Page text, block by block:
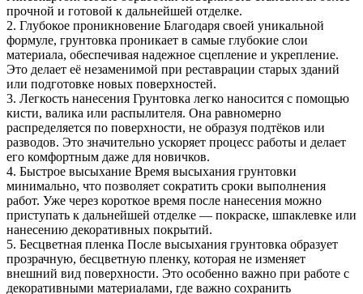
прочной и готовой к дальнейшей отделке.
2. Глубокое проникновение Благодаря своей уникальной
формуле, грунтовка проникает в самые глубокие слои
материала, обеспечивая надежное сцепление и укрепление.
Это делает её незаменимой при реставрации старых зданий
или подготовке новых поверхностей.
3. Легкость нанесения Грунтовка легко наносится с помощью
кисти, валика или распылителя. Она равномерно
распределяется по поверхности, не образуя подтёков или
разводов. Это значительно ускоряет процесс работы и делает
его комфортным даже для новичков.
4. Быстрое высыхание Время высыхания грунтовки
минимально, что позволяет сократить сроки выполнения
работ. Уже через короткое время после нанесения можно
приступать к дальнейшей отделке — покраске, шпаклевке или
нанесению декоративных покрытий.
5. Бесцветная пленка После высыхания грунтовка образует
прозрачную, бесцветную пленку, которая не изменяет
внешний вид поверхности. Это особенно важно при работе с
декоративными материалами, где важно сохранить